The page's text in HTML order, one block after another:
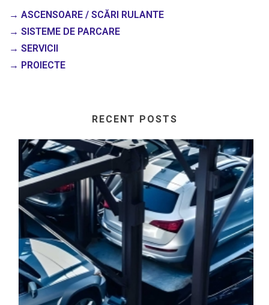
→ ASCENSOARE / SCĂRI RULANTE
→ SISTEME DE PARCARE
→ SERVICII
→ PROIECTE
RECENT POSTS